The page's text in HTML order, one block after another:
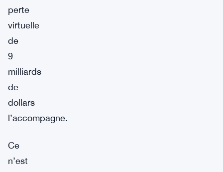
perte
virtuelle
de
9
milliards
de
dollars
l’accompagne.
Ce
n’est